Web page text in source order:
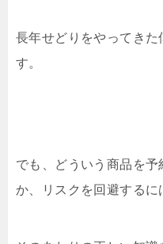
長年せどりをやってき
す。
でも、どういう商品を
か、リスクを回避するに